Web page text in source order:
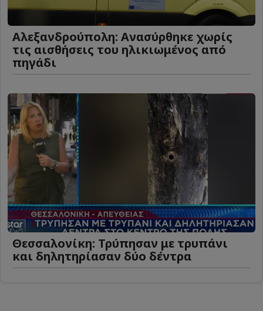
Αλεξανδρούπολη: Ανασύρθηκε χωρίς
τις αισθήσεις του ηλικιωμένος από
πηγάδι
Θεσσαλονίκη: Τρύπησαν με τρυπάνι
και δηλητηρίασαν δύο δέντρα